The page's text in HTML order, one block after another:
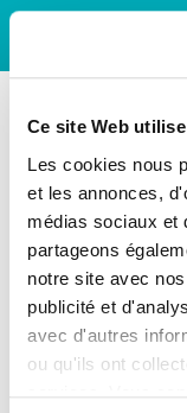
Ce site Web
Les cookies nous
et les annonces,
médias sociaux et
partageons
notre site avec
publicité et
avec d'autres
ou qu'ils ont